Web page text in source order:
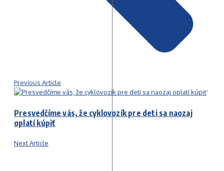
Previous Article
Presvedčíme vás, že cyklovozík pre deti sa naozaj
oplatí kúpiť
Next Article